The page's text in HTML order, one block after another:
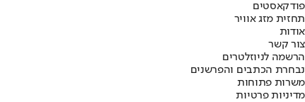
פודקאסטים
תחזית מזג אוויר
אודות
צור קשר
הרשמה לניוזלטרים
נבחרת הכתבים והפרשנים
משרות פתוחות
מדיניות פרטיות